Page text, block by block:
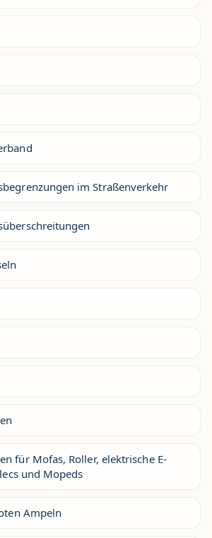
im Straßenverkehr
für Mofas, Roller, elektrische E-
und Mopeds
Ampeln